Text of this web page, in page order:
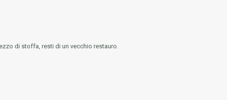
di stoffa, resti di un vecchio restauro.